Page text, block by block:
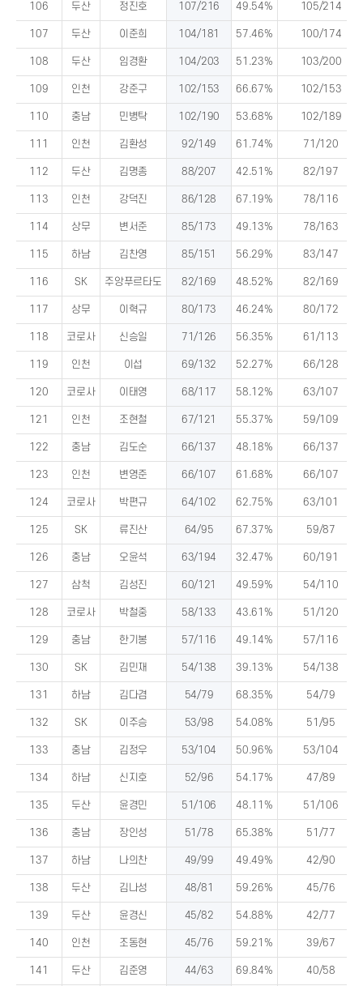
106 두산 정진호 107/216 49.54% 105/214
107 두산 이준희 104/181 57.46% 100/174
108 두산 임경환 104/203 51.23% 103/200
109 인천 강준구 102/153 66.67% 102/153
110 충남 민병탁 102/190 53.68% 102/189
111 인천 김환성 92/149 61.74% 71/120
112 두산 김명종 88/207 42.51% 82/197
113 인천 강덕진 86/128 67.19% 78/116
114 상무 변서준 85/173 49.13% 78/163
115 하남 김찬영 85/151 56.29% 83/147
116 SK 주앙푸르타도 82/169 48.52% 82/169
117 상무 이혁규 80/173 46.24% 80/172
118 코로사 신승일 71/126 56.35% 61/113
119 인천 이섭 69/132 52.27% 66/128
120 코로사 이태영 68/117 58.12% 63/107
121 인천 조현철 67/121 55.37% 59/109
122 충남 김도순 66/137 48.18% 66/137
123 인천 변영준 66/107 61.68% 66/107
124 코로사 박편규 64/102 62.75% 63/101
125 SK 류진산 64/95 67.37% 59/87
126 충남 오윤석 63/194 32.47% 60/191
127 삼척 김성진 60/121 49.59% 54/110
128 코로사 박철중 58/133 43.61% 51/120
129 충남 한기봉 57/116 49.14% 57/116
130 SK 김민재 54/138 39.13% 54/138
131 하남 김다겸 54/79 68.35% 54/79
132 SK 이주승 53/98 54.08% 51/95
133 충남 김정우 53/104 50.96% 53/104
134 하남 신지호 52/96 54.17% 47/89
135 두산 윤경민 51/106 48.11% 51/106
136 충남 장인성 51/78 65.38% 51/77
137 하남 나의찬 49/99 49.49% 42/90
138 두산 김나성 48/81 59.26% 45/76
139 두산 윤경신 45/82 54.88% 42/77
140 인천 조동현 45/76 59.21% 39/67
141 두산 김준영 44/63 69.84% 40/58